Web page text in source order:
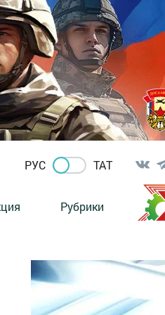
РУС ТАТ
Рубрики